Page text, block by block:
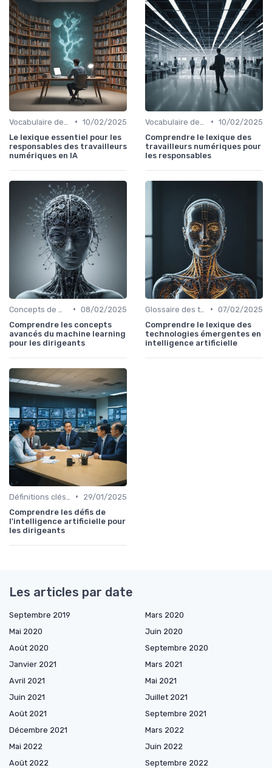
• 10/02/2025
Le lexique essentiel pour les
responsables des travailleurs
numériques en IA
• 10/02/2025
Comprendre le lexique des
travailleurs numériques pour
les responsables
• 08/02/2025
Comprendre les concepts
avancés du machine learning
pour les dirigeants
• 07/02/2025
Comprendre le lexique des
technologies émergentes en
intelligence artificielle
•
29/01/2025
Comprendre les défis de
l'intelligence artificielle pour
les dirigeants
Les articles par date
Septembre 2019
Mars 2020
Mai 2020
Juin 2020
Août 2020
Septembre 2020
Janvier 2021
Mars 2021
Avril 2021
Mai 2021
Juin 2021
Juillet 2021
Août 2021
Septembre 2021
Décembre 2021
Mars 2022
Mai 2022
Juin 2022
Août 2022
Septembre 2022